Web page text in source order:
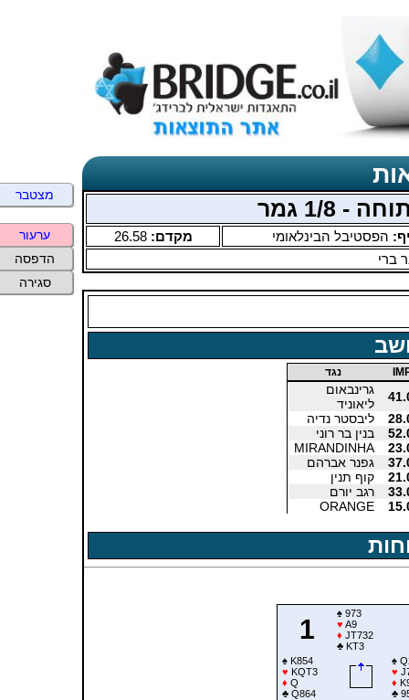
הפסטיבל הבינלאומי מקדם:26.58
ברי
נגד
גרינבאום
ליאוניד
ליבסטר נדיה
בנין בר רוני
MIRANDINHA
גפנר אברהם
קוף תנין
רגב יורם
ORANGE
1
♠973
♥ A9
♦ JT732
♣KT3
♠K854
♥ KQT3
♦ Q
♣Q864
♠
♥
♦
♣
מצטבר
ערעור
הדפסה
סגירה